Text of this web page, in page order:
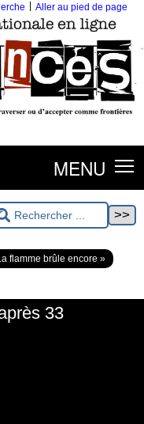
Aller au pied de page
MENU
flamme brûle encore »
33